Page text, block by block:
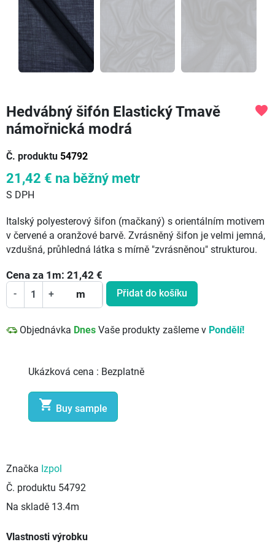
Hedvábný šifón Elastický Tmavě
námořnická modrá
Č. produktu 54792
favorite
21,42 € na běžný metr
S DPH
Italský polyesterový šifon (mačkaný) s orientálním motivem
v červené a oranžové barvě. Zvrásněný šifon je velmi jemná,
vzdušná, průhledná látka s mírně "zvrásněnou" strukturou.
Cena za 1 m: 21,42 €
- + m Přidat do košíku
Objednávka Dnes Vaše produkty zašleme v Pondělí!
Ukázková cena : Bezplatně
 Buy sample
Značka Izpol
Č. produktu 54792
Na skladě 13.4m
Vlastnosti výrobku